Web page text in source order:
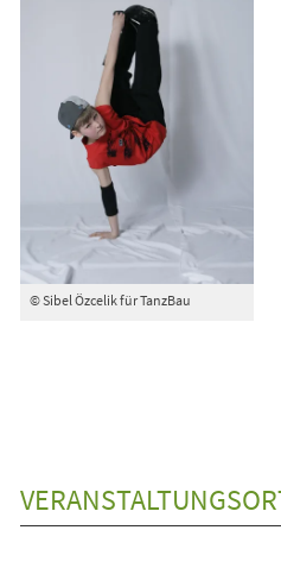
© Sibel Özcelik für TanzBau